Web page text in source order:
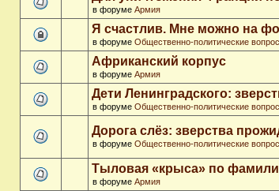
в форуме Армия
Я счастлив. Мне можно на
в форуме Общественно-политические
Африканский корпус
в форуме Армия
Дети Ленинградского:
в форуме Общественно-политические
Дорога слёз: зверства
в форуме Общественно-политические
Тыловая «крыса» по
в форуме Армия